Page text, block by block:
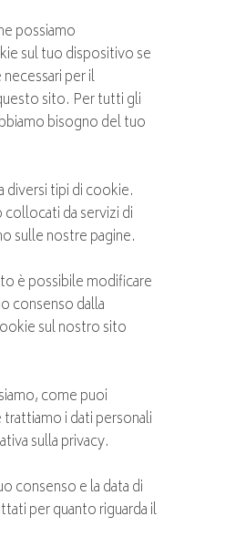
possiamo
sul tuo dispositivo se
per il
sito. Per tutti gli
bisogno del tuo
tipi di cookie.
da servizi di
sulle nostre pagine.
è possibile modificare
consenso dalla
sul nostro sito
come puoi
i dati personali
sulla privacy.
consenso e la data di
per quanto riguarda il